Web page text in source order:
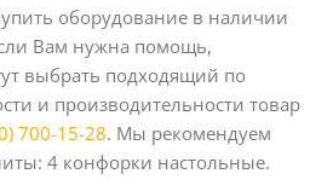
оборудование в наличии
Вам нужна помощь,
выбрать подходящий по
и производительности товар
700-15-28. Мы рекомендуем
4 конфорки настольные.